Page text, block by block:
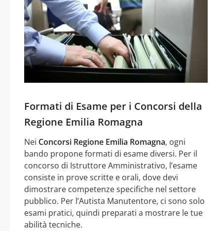
Formati di Esame per i Concorsi della
Regione Emilia Romagna
Nei Concorsi Regione Emilia Romagna, ogni
bando propone formati di esame diversi. Per il
concorso di Istruttore Amministrativo, l’esame
consiste in prove scritte e orali, dove devi
dimostrare competenze specifiche nel settore
pubblico. Per l’Autista Manutentore, ci sono solo
esami pratici, quindi preparati a mostrare le tue
abilità tecniche.